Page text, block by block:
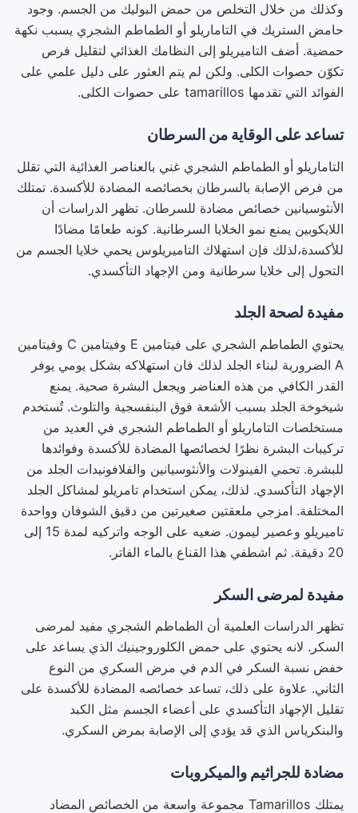
وكذلك من خلال التخلص من حمض البوليك من الجسم. وجود
حامض الستريك في التاماريلو أو الطماطم الشجري يسبب نكهة
حمضية. أضف التاميريلو إلى النظامك الغذائي لتقليل فرص
تكوّن حصوات الكلى. ولكن لم يتم العثور على دليل علمي على
الفوائد التي تقدمها tamarillos على حصوات الكلى.
تساعد على الوقاية من السرطان
التاماريلو أو الطماطم الشجري غني بالعناصر الغذائية التي تقلل
من فرص الإصابة بالسرطان بخصائصه المضادة للأكسدة. تمتلك
الأنثوسيانين خصائص مضادة للسرطان. تظهر الدراسات أن
اللايكوبين يمنع نمو الخلايا السرطانية. كونه طعامًا مضادًا
للأكسدة،لذلك فإن استهلاك التاميريلوس يحمي خلايا الجسم من
التحول إلى خلايا سرطانية ومن الإجهاد التأكسدي.
مفيدة لصحة الجلد
يحتوي الطماطم الشجري على فيتامين E وفيتامين C وفيتامين
A الضرورية لبناء الجلد لذلك فان استهلاكه بشكل يومي يوفر
القدر الكافي من هذه العناضر ويجعل البشرة صحية. يمنع
شيخوخة الجلد بسبب الأشعة فوق البنفسجية والتلوث. تُستخدم
مستخلصات التاماريلو أو الطماطم الشجري في العديد من
تركيبات البشرة نظرًا لخصائصها المضادة للأكسدة وفوائدها
للبشرة. تحمي الفينولات والأنثوسيانين والفلافونيدات الجلد من
الإجهاد التأكسدي. لذلك، يمكن استخدام تامريلو لمشاكل الجلد
المختلفة. امزجي ملعقتين صغيرتين من دقيق الشوفان وواحدة
تاميريلو وعصير ليمون. ضعيه على الوجه واتركيه لمدة 15 إلى
20 دقيقة. ثم اشطفي هذا القناع بالماء الفاتر.
مفيدة لمرضى السكر
تظهر الدراسات العلمية أن الطماطم الشجري مفيد لمرضى
السكر. لانه يحتوي على حمض الكلوروجينيك الذي يساعد على
خفض نسبة السكر في الدم في مرض السكري من النوع
الثاني. علاوة على ذلك، تساعد خصائصه المضادة للأكسدة على
تقليل الإجهاد التأكسدي على أعضاء الجسم مثل الكبد
والبنكرياس الذي قد يؤدي إلى الإصابة بمرض السكري.
مضادة للجراثيم والميكروبات
يمتلك Tamarillos مجموعة واسعة من الخصائص المضاد